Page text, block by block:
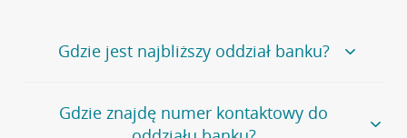
Gdzie jest najbliższy oddział banku?
Jeśli szukasz oddziału naszego banku, zapraszamy na
stronęPlacówki i bankomaty, na której znajduje się
Gdzie znajdę numer kontaktowy do